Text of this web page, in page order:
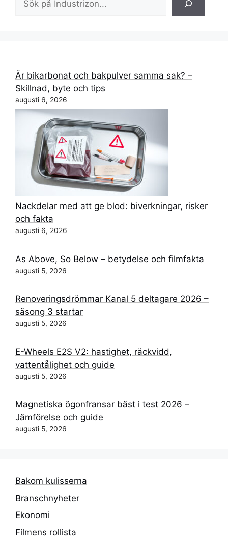
Är bikarbonat och bakpulver samma sak? –
Skillnad, byte och tips
augusti 6, 2026
Nackdelar med att ge blod: biverkningar, risker
och fakta
augusti 6, 2026
As Above, So Below – betydelse och filmfakta
augusti 5, 2026
Renoveringsdrömmar Kanal 5 deltagare 2026 –
säsong 3 startar
augusti 5, 2026
E-Wheels E2S V2: hastighet, räckvidd,
vattentålighet och guide
augusti 5, 2026
Magnetiska ögonfransar bäst i test 2026 –
Jämförelse och guide
augusti 5, 2026
Bakom kulisserna
Branschnyheter
Ekonomi
Filmens rollista